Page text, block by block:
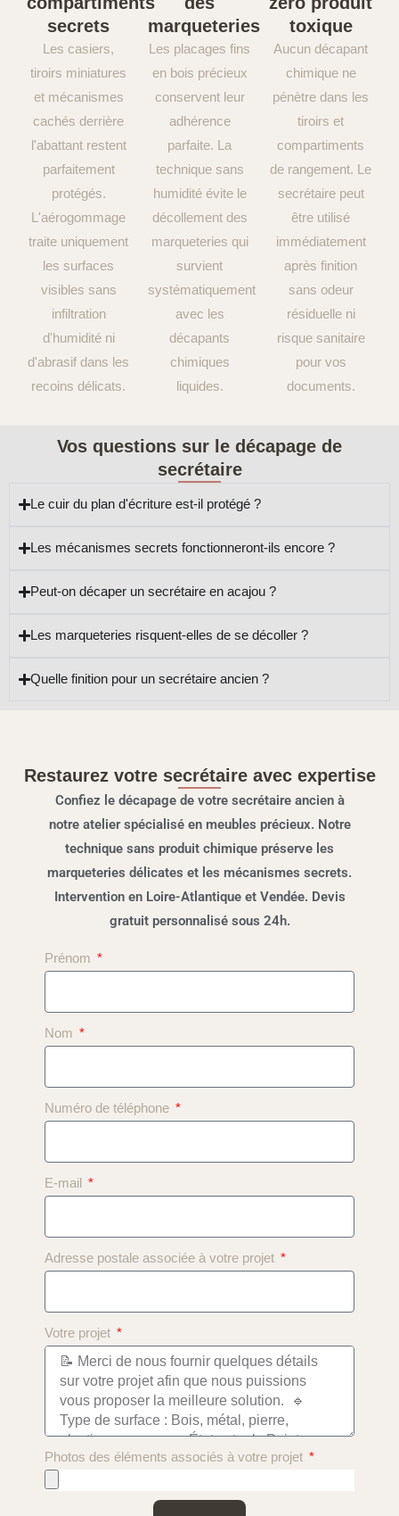
secrets
Les casiers,
tiroirs miniatures
et mécanismes
cachés derrière
l'abattant restent
parfaitement
protégés.
L'aérogommage
traite uniquement
les surfaces
visibles sans
infiltration
d'humidité ni
d'abrasif dans les
recoins délicats.
marqueteries
Les placages fins
en bois précieux
conservent leur
adhérence
parfaite. La
technique sans
humidité évite le
décollement des
marqueteries qui
survient
systématiquement
avec les
décapants
chimiques
liquides.
toxique
Aucun décapant
chimique ne
pénètre dans les
tiroirs et
compartiments
de rangement. Le
secrétaire peut
être utilisé
immédiatement
après finition
sans odeur
résiduelle ni
risque sanitaire
pour vos
documents.
Vos questions sur le décapage de
secrétaire
Le cuir du plan d'écriture est-il protégé ?
Les mécanismes secrets fonctionneront-ils encore ?
Peut-on décaper un secrétaire en acajou ?
Les marqueteries risquent-elles de se décoller ?
Quelle finition pour un secrétaire ancien ?
Restaurez votre secrétaire avec expertise
Confiez le décapage de votre secrétaire ancien à
notre atelier spécialisé en meubles précieux. Notre
technique sans produit chimique préserve les
marqueteries délicates et les mécanismes secrets.
Intervention en Loire-Atlantique et Vendée. Devis
gratuit personnalisé sous 24h.
Prénom
Nom
Numéro de téléphone
E-mail
Adresse postale associée à votre projet
Votre projet
Photos des éléments associés à votre projet